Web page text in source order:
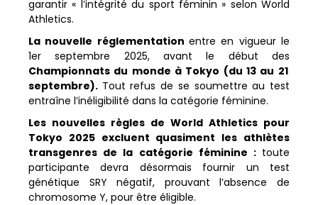
garantir « l’intégrité du sport féminin » selon World
Athletics.
La nouvelle réglementation entre en vigueur le
1er septembre 2025, avant le début des
Championnats du monde à Tokyo (du 13 au 21
septembre). Tout refus de se soumettre au test
entraîne l’inéligibilité dans la catégorie féminine.
Les nouvelles règles de World Athletics pour
Tokyo 2025 excluent quasiment les athlètes
transgenres de la catégorie féminine : toute
participante devra désormais fournir un test
génétique SRY négatif, prouvant l’absence de
chromosome Y, pour être éligible.